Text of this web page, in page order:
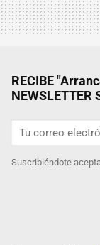
RECIBE
NEWSLETTER
Suscribiéndote